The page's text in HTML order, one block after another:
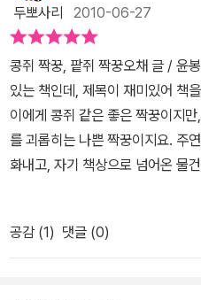
두뽀사리 2010-06-27
콩쥐 짝꿍, 팥쥐 짝꿍오채 글 / 윤
있는 책인데, 제목이 재미있어 책
이에게 콩쥐 같은 좋은 짝꿍이지
를 괴롭히는 나쁜 짝꿍이지요. 주
화내고, 자기 책상으로 넘어온 물
와 기찬이는 서로 사과하고, 샘이
눠 먹습니다. 이 책을 읽고, 셋이
이도 먹는 장면이 인상적이였고,
공감 (1) 댓글 (0)